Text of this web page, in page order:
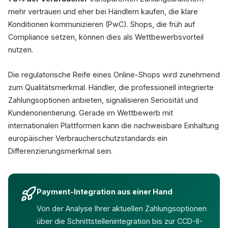
mehr vertrauen und eher bei Händlern kaufen, die klare
Konditionen kommunizieren (PwC). Shops, die früh auf
Compliance setzen, können dies als Wettbewerbsvorteil
nutzen.
Die regulatorische Reife eines Online-Shops wird zunehmend
zum Qualitätsmerkmal. Händler, die professionell integrierte
Zahlungsoptionen anbieten, signalisieren Seriosität und
Kundenorientierung. Gerade im Wettbewerb mit
internationalen Plattformen kann die nachweisbare Einhaltung
europäischer Verbraucherschutzstandards ein
Differenzierungsmerkmal sein.
Payment-Integration aus einer Hand
Von der Analyse Ihrer aktuellen Zahlungsoptionen
über die Schnittstellenintegration bis zur CCD-II-